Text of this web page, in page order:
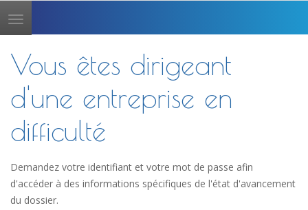
Toggle
navigation
Vous êtes dirigeant
d'une entreprise en
difficulté
Demandez votre identifiant et votre mot de passe afin
d'accéder à des informations spécifiques de l'état d'avancement
du dossier.